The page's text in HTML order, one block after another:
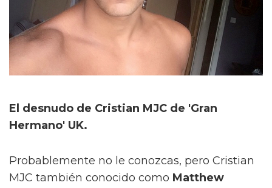
El desnudo de Cristian MJC de 'Gran
Hermano' UK.
Probablemente no le conozcas, pero Cristian
MJC también conocido como Matthew